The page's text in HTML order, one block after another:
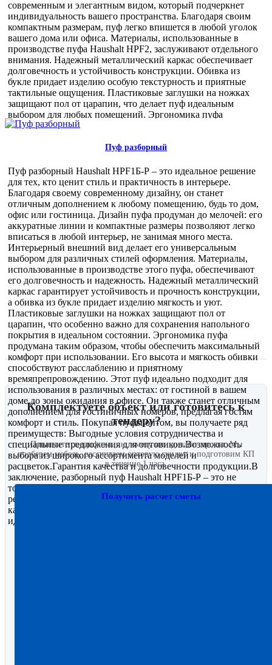
Это выгодное вложение благодаря его долговечности и
универсальности. Возможность заказа оптом позволяет
значительно сэкономить и обеспечить наличие качественной
мебели в ассортименте. Сделайте правильный выбор в
пользу пуфа Haushalt HPF1 и предоставьте вашим клиентам
возможность наслаждаться комфортом и стилем в каждом
помещении.
2 500,00 руб
современным и элегантным видом, который подчеркнет
индивидуальность вашего пространства. Благодаря своим
компактным размерам, пуф легко впишется в любой уголок
вашего дома или офиса. Материалы, использованные в
производстве пуфа Haushalt HPF2, заслуживают отдельного
внимания. Надежный металлический каркас обеспечивает
долговечность и устойчивость конструкции. Обивка из
букле придает изделию особую текстурность и приятные
тактильные ощущения. Пластиковые заглушки на ножках
защищают пол от царапин, что делает пуф идеальным
выбором для любых помещений. Эргономика пуфа
продумана до мелочей. Высота и диаметр сиденья
всего 3,1 кг — позволяет легко перемещать пуф по комнате.
гостиной, так и в офисном пространстве. Он станет
отличным дополнением к зоне отдыха, уголку для чтения
или даже в прихожей. Покупая пуфы оптом, вы получаете не
только качественный товар, но и значительные выгоды.
Оптовые закупки позволяют снизить затраты и обеспечить
наличие стильной и функциональной мебели для ваших
клиентов. Пуф Haushalt HPF2 — это ваш выбор для создания
уютного и стильного интерьера. Не упустите возможность
предложить своим клиентам лучшее!
2 500,00 руб
Пуф разборный
Пуф разборный Haushalt HPF1Б-Р – это идеальное решение
для тех, кто ценит стиль и практичность в интерьере.
Благодаря своему современному дизайну, он станет
отличным дополнением к любому помещению, будь то дом,
офис или гостиница. Дизайн пуфа продуман до мелочей: его
аккуратные линии и компактные размеры позволяют легко
вписаться в любой интерьер, не занимая много места.
Интерьерный внешний вид делает его универсальным
выбором для различных стилей оформления. Материалы,
использованные в производстве этого пуфа, обеспечивают
его долговечность и надежность. Надежный металлический
каркас гарантирует устойчивость и прочность конструкции,
а обивка из букле придает изделию мягкость и уют.
Пластиковые заглушки на ножках защищают пол от
царапин, что особенно важно для сохранения напольного
покрытия в идеальном состоянии. Эргономика пуфа
продумана таким образом, чтобы обеспечить максимальный
комфорт при использовании. Его высота и мягкость обивки
способствуют расслаблению и приятному
времяпрепровождению. Этот пуф идеально подходит для
использования в различных местах: от гостиной в вашем
доме до зоны ожидания в офисе. Он также станет отличным
дополнением для гостиничных номеров, предлагая гостям
комфорт и стиль. Покупая пуфы оптом, вы получаете ряд
преимуществ: Выгодные условия сотрудничества и
специальные предложения для оптовиков.Возможность
выбора из широкого ассортимента моделей и
расцветок.Гарантия качества и долговечности продукции.В
заключение, разборный пуф Haushalt HPF1Б-Р – это не
только стильный элемент интерьера, но и функциональное
решение для любого пространства. Он сочетает в себе
качество, комфорт и современный дизайн, что делает его
идеальным выбором для оптовых закупок.
Комплектуете объект или готовитесь к
тендеру?
Пришлите спецификацию, смету или дизайн-проект. Мы
подберем мебель, рассчитаем оптовую скидку и подготовим КП
в течение 1 часа.
Получить расчет сметы